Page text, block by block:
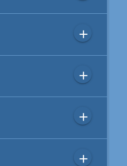
add
add
add
add